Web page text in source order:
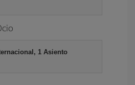
1 Asiento